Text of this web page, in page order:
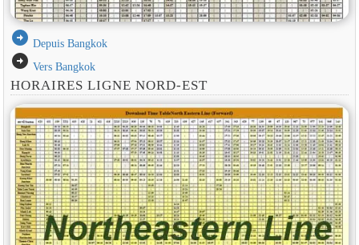
arrow_circle_right Depuis Bangkok
arrow_circle_right Vers Bangkok
HORAIRES LIGNE NORD-EST